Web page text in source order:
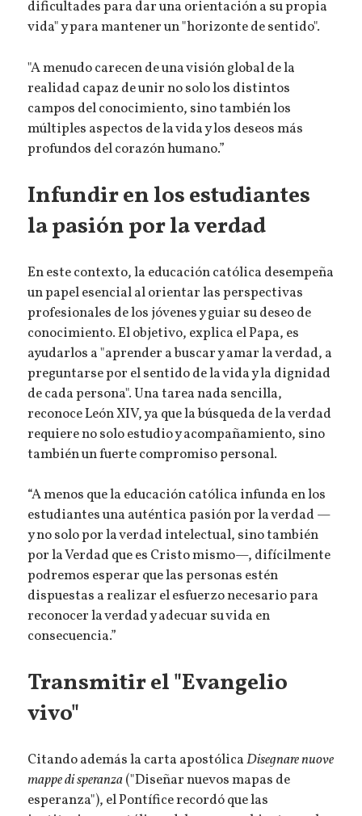
dificultades para dar una orientación a su propia
vida" y para mantener un "horizonte de sentido".
"A menudo carecen de una visión global de la
realidad capaz de unir no solo los distintos
campos del conocimiento, sino también los
múltiples aspectos de la vida y los deseos más
profundos del corazón humano.”
Infundir en los estudiantes
la pasión por la verdad
En este contexto, la educación católica desempeña
un papel esencial al orientar las perspectivas
profesionales de los jóvenes y guiar su deseo de
conocimiento. El objetivo, explica el Papa, es
ayudarlos a "aprender a buscar y amar la verdad, a
preguntarse por el sentido de la vida y la dignidad
de cada persona". Una tarea nada sencilla,
reconoce León XIV, ya que la búsqueda de la verdad
requiere no solo estudio y acompañamiento, sino
también un fuerte compromiso personal.
“A menos que la educación católica infunda en los
estudiantes una auténtica pasión por la verdad —
y no solo por la verdad intelectual, sino también
por la Verdad que es Cristo mismo—, difícilmente
podremos esperar que las personas estén
dispuestas a realizar el esfuerzo necesario para
reconocer la verdad y adecuar su vida en
consecuencia.”
Transmitir el "Evangelio
vivo"
Citando además la carta apostólicaDisegnare nuove
mappe di speranza("Diseñar nuevos mapas de
esperanza"), el Pontífice recordó que las